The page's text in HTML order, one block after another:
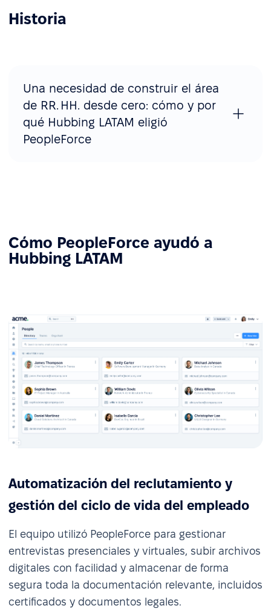
Historia
Una necesidad de construir el área
de RR. HH. desde cero: cómo y por
qué Hubbing LATAM eligió
PeopleForce
Cómo PeopleForce ayudó a
Hubbing LATAM
Automatización del reclutamiento y
gestión del ciclo de vida del empleado
El equipo utilizó PeopleForce para gestionar
entrevistas presenciales y virtuales, subir archivos
digitales con facilidad y almacenar de forma
segura toda la documentación relevante, incluidos
certificados y documentos legales.